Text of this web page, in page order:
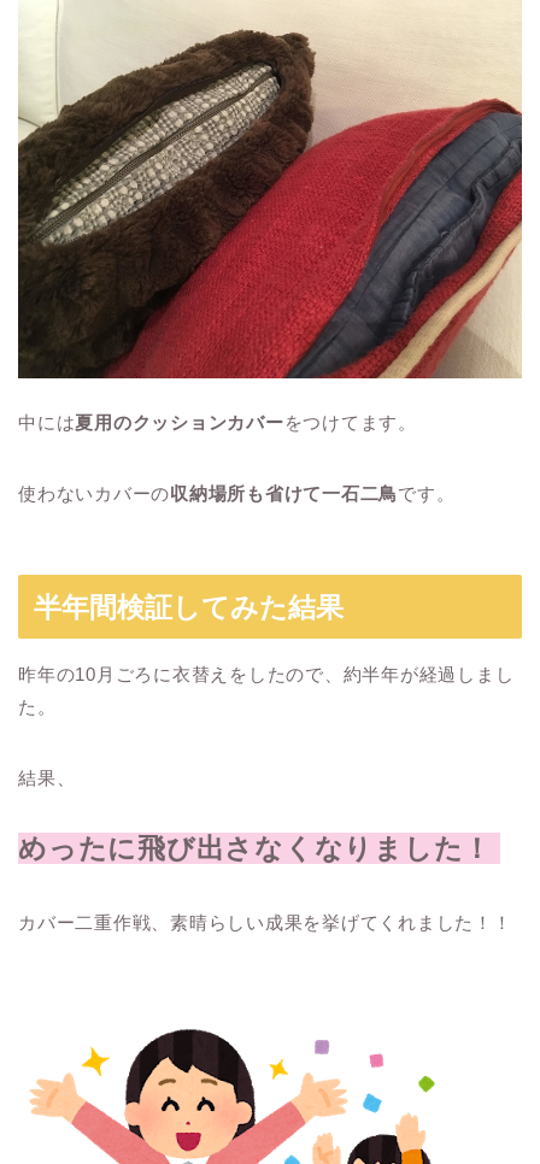
中には夏用のクッションカバーをつけてます。
使わないカバーの収納場所も省けて一石二鳥です。
半年間検証してみた結果
昨年の10月ごろに衣替えをしたので、約半年が経過しまし
た。
結果、
めったに飛び出さなくなりました！
カバー二重作戦、素晴らしい成果を挙げてくれました！！